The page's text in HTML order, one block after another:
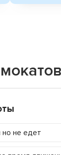
не едет